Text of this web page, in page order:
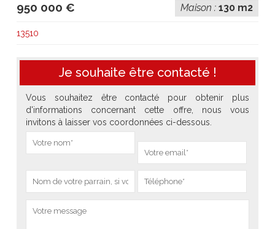
950 000 € Maison : 130 m2
13510
Je souhaite être contacté !
Vous souhaitez être contacté pour obtenir plus
d'informations concernant cette offre, nous vous
invitons à laisser vos coordonnées ci-dessous.